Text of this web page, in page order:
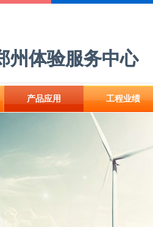
州体验服务中心
州体验服务中心
产品应用 工程业绩
产品应用 工程业绩